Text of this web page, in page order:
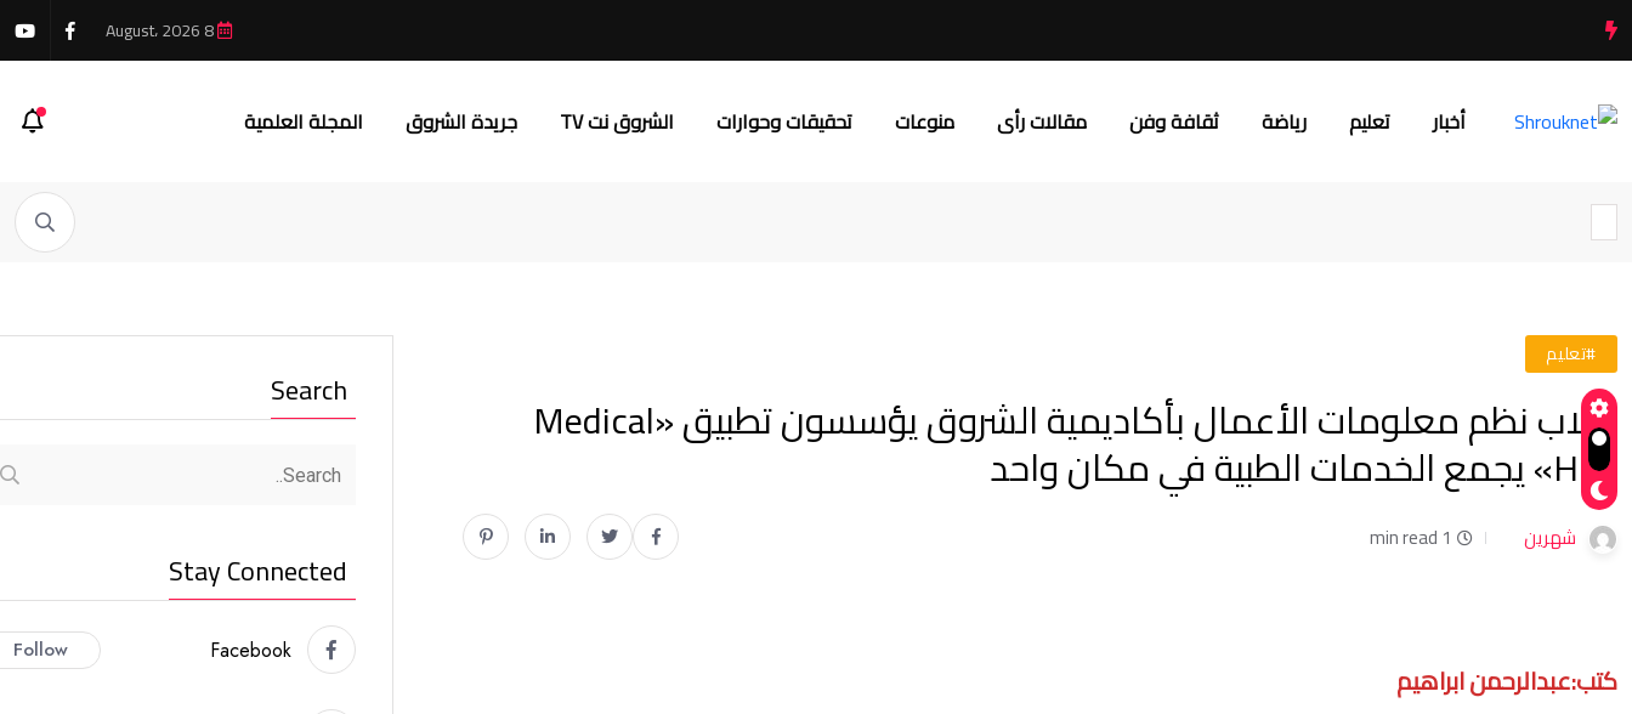
أخبار تعليم رياضة ثقافة وفن مقالات رأى منوعات تحقيقات وحوارات الشروق نت TV جريدة الشروق المجلة العلمية
#تعليم
طلاب نظم معلومات الأعمال بأكاديمية الشروق يؤسسون تطبيق «Medical
Hub» يجمع الخدمات الطبية في مكان واحد
شهرين 1 min read
كتب:عبدالرحمن ابراهيم
Search
Stay Connected
Facebook
Follow